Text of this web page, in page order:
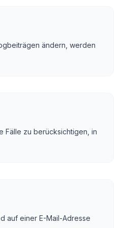
ändern, werden
Fälle zu berücksichtigen, in
auf einer E-Mail-Adresse